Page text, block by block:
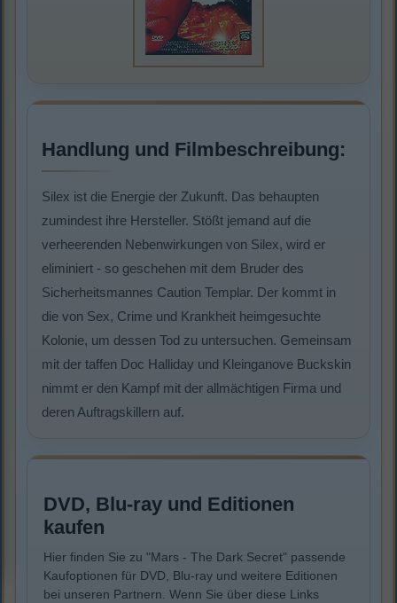
Handlung und Filmbeschreibung:
Silex ist die Energie der Zukunft. Das behaupten
zumindest ihre Hersteller. Stößt jemand auf die
verheerenden Nebenwirkungen von Silex, wird er
eliminiert - so geschehen mit dem Bruder des
Sicherheitsmannes Caution Templar. Der kommt in
die von Sex, Crime und Krankheit heimgesuchte
Kolonie, um dessen Tod zu untersuchen. Gemeinsam
mit der taffen Doc Halliday und Kleinganove Buckskin
nimmt er den Kampf mit der allmächtigen Firma und
deren Auftragskillern auf.
DVD, Blu-ray und Editionen
kaufen
Hier finden Sie zu "Mars - The Dark Secret" passende
Kaufoptionen für DVD, Blu-ray und weitere Editionen
bei unseren Partnern. Wenn Sie über diese Links